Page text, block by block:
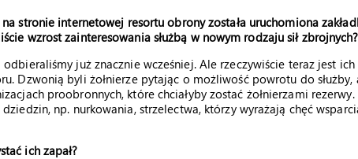
stronie internetowej resortu obrony została uruchomiona
wzrost zainteresowania służbą w nowym rodzaju sił zbrojnych?
już znacznie wcześniej. Ale rzeczywiście teraz jest
Dzwonią byli żołnierze pytając o możliwość powrotu do służby,
proobronnych, które chciałyby zostać żołnierzami
np. nurkowania, strzelectwa, którzy wyrażają chęć
ich zapał?